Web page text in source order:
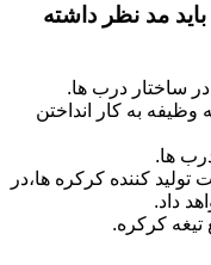
مد نظر داشته
ساختار درب ها.
وظیفه به کار انداختن
ها.
کننده کرکره ها،در
داد.
کرکره.